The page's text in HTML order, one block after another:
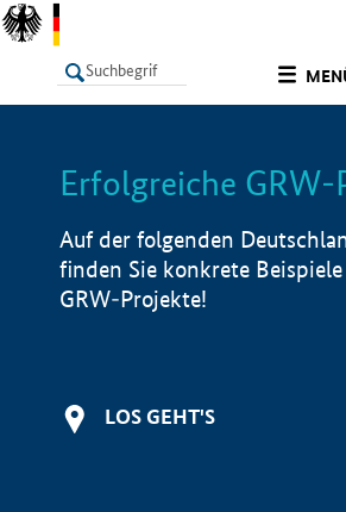
LISTE
Erfolgreiche
Auf der folgenden
finden Sie konkrete
GRW-Projekte!
LOS GEHT'S